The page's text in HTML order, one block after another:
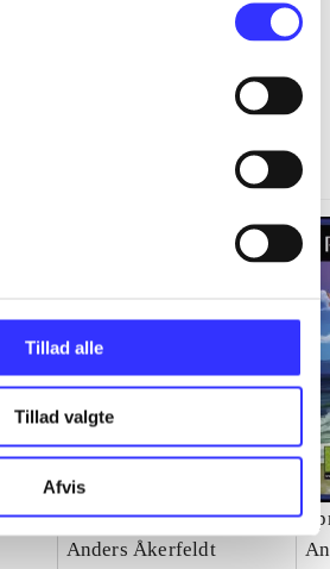
Tillad alle
Tillad valgte
Afvis
Langs kysten
Anders Åkerfeldt